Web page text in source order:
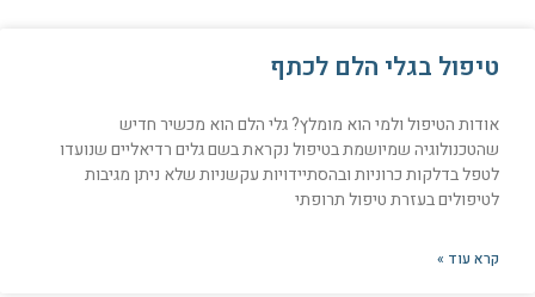
טיפול בגלי הלם לכתף
אודות הטיפול ולמי הוא מומלץ? גלי הלם הוא מכשיר חדיש
שהטכנולוגיה שמיושמת בטיפול נקראת בשם גלים רדיאליים שנועדו
לטפל בדלקות כרוניות ובהסתיידויות עקשניות שלא ניתן מגיבות
לטיפולים בעזרת טיפול תרופתי
קרא עוד »